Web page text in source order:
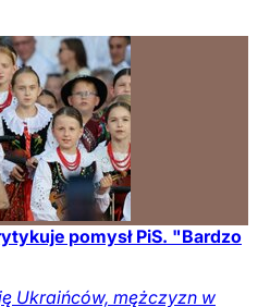
pomysł PiS. "Bardzo
Ukraińców, mężczyzn w